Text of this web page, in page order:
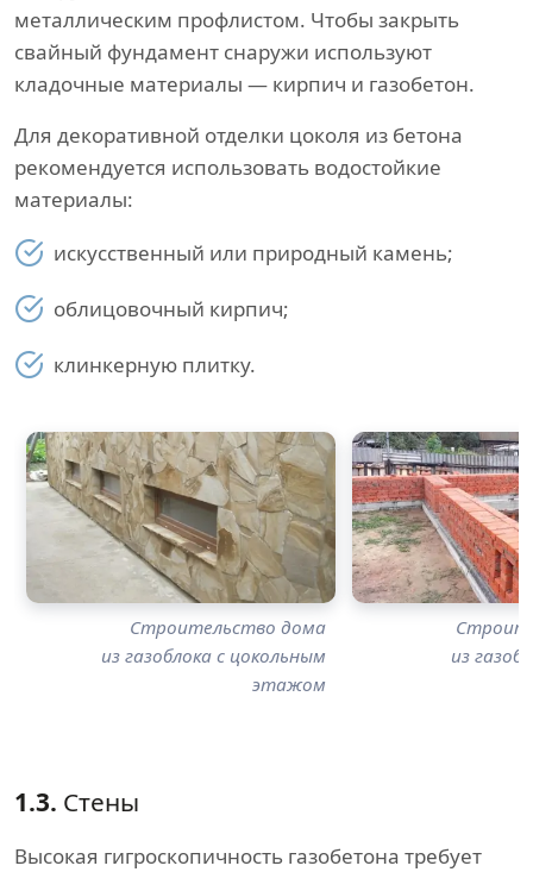
металлическим профлистом. Чтобы закрыть
свайный фундамент снаружи используют
кладочные материалы — кирпич и газобетон.
Для декоративной отделки цоколя из бетона
рекомендуется использовать водостойкие
материалы:
искусственный или природный камень;
облицовочный кирпич;
клинкерную плитку.
Строительство дома
из газоблока с цокольным
этажом
из
1.3. Стены
Высокая гигроскопичность газобетона требует